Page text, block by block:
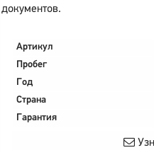
документов.
Артикул
Пробег
Год
Страна
Гарантия